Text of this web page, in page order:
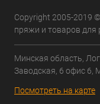
Copyright 2005-2019
пряжи и товаров для
Минская область,
Заводская, 6 офис 6,
Посмотреть на карте